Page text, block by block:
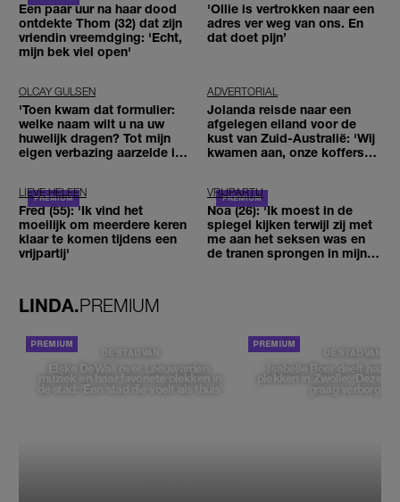
Een paar uur na haar dood
ontdekte Thom (32) dat zijn
vriendin vreemdging: 'Echt,
mijn bek viel open'
'Ollie is vertrokken naar een
adres ver weg van ons. En
dat doet pijn’
OLCAY GULSEN
'Toen kwam dat formulier:
welke naam wilt u na uw
huwelijk dragen? Tot mijn
eigen verbazing aarzelde ik
ADVERTORIAL
Jolanda reisde naar een
afgelegen eiland voor de
kust van Zuid-Australië: 'Wij
kwamen aan, onze koffers
LIEVE HELEEN
Fred (55): 'Ik vind het
moeilijk om meerdere keren
klaar te komen tijdens een
vrijpartij'
VRIJPARTIJ
Noa (26): 'Ik moest in de
spiegel kijken terwijl zij met
me aan het seksen was en
de tranen sprongen in mijn
LINDA.PREMIUM
DE STAD VAN
Elske DeWall over Leeuwarden,
muziek en haar favoriete plekken in
de stad: 'Een stad die voelt als thuis'
DE STAD VAN
Isabelle Boer deelt haar
plekken in Zwolle: 'Deze
graag verborgen'